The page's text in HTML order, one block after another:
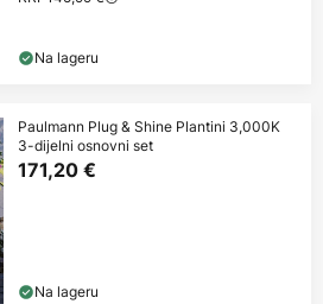
Na lageru
Paulmann Plug & Shine Plantini 3,000K
3-dijelni osnovni set
171,20 €
Na lageru